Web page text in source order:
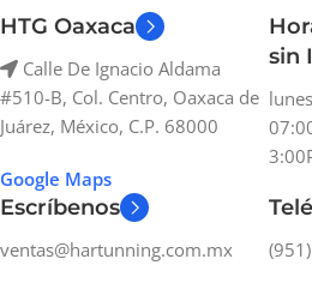
HTG Oaxaca
Calle De Ignacio Aldama
#510-B, Col. Centro, Oaxaca de
Juárez, México, C.P. 68000
Google Maps
sin
Escríbenos
ventas@hartunning.com.mx